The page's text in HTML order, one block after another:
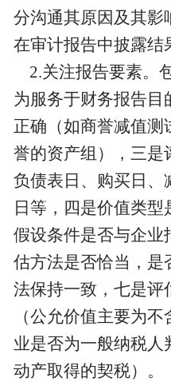
分沟通其原因及其影
在审计报告中披露结
2.关注报告要素。
为服务于财务报告目
正确（如商誉减值测
誉的资产组），三是
负债表日、购买日、
日等，四是价值类
假设条件是否与企业
估方法是否恰当，是
法保持一致，七是评
（公允价值主要为
业是否为一般纳税人
动产取得的契税）。